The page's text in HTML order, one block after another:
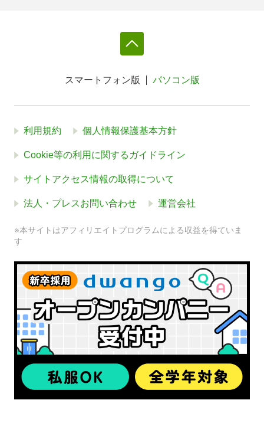
スマートフォン版 パソコン版
利用規約 個人情報保護基本方針
Cookie等の利用に関するガイドライン
サイトアクセス情報の取得について
法人・プレスお問い合わせ 運営会社
※本サイトはアフィリエイトプログラムによる収益を得ていま
す